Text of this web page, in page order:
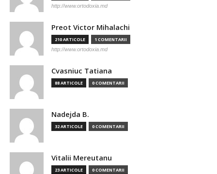
http://www.ortodoxia.md
Preot Victor Mihalachi
210 ARTICOLE 1 COMENTARII
http://www.ortodoxia.md
Cvasniuc Tatiana
88 ARTICOLE 0 COMENTARII
Nadejda B.
32 ARTICOLE 0 COMENTARII
Vitalii Mereutanu
23 ARTICOLE 0 COMENTARII